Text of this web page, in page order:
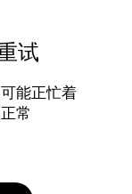
试
能正忙着
常